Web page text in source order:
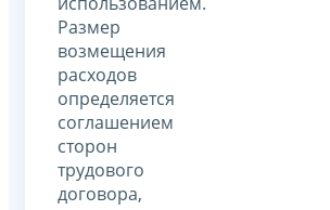
Размер
возмещения
расходов
определяется
соглашением
сторон
трудового
договора,